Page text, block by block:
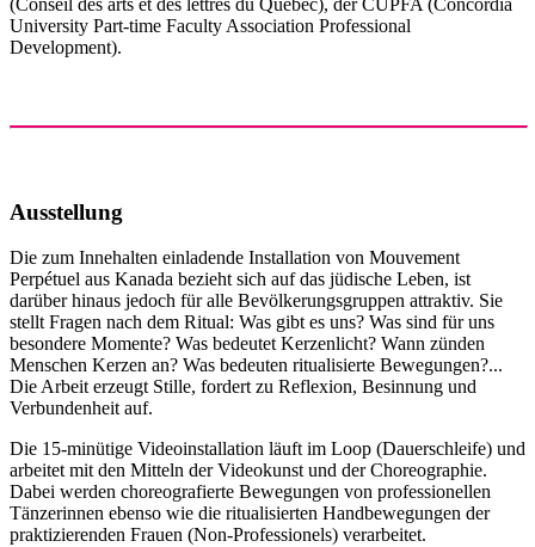
(Conseil des arts et des lettres du Québec), der CUPFA (Concordia
University Part-time Faculty Association Professional
Development).
Ausstellung
Die zum Innehalten einladende Installation von Mouvement
Perpétuel aus Kanada bezieht sich auf das jüdische Leben, ist
darüber hinaus jedoch für alle Bevölkerungsgruppen attraktiv. Sie
stellt Fragen nach dem Ritual: Was gibt es uns? Was sind für uns
besondere Momente? Was bedeutet Kerzenlicht? Wann zünden
Menschen Kerzen an? Was bedeuten ritualisierte Bewegungen?...
Die Arbeit erzeugt Stille, fordert zu Reflexion, Besinnung und
Verbundenheit auf.
Die 15-minütige Videoinstallation läuft im Loop (Dauerschleife) und
arbeitet mit den Mitteln der Videokunst und der Choreographie.
Dabei werden choreografierte Bewegungen von professionellen
Tänzerinnen ebenso wie die ritualisierten Handbewegungen der
praktizierenden Frauen (Non-Professionels) verarbeitet.